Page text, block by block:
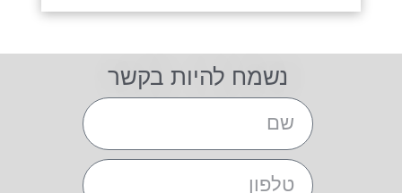
נשמח להיות בקשר